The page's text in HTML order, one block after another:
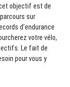
objectif est de
sur
d’endurance
votre vélo,
Le fait de
pour vous y